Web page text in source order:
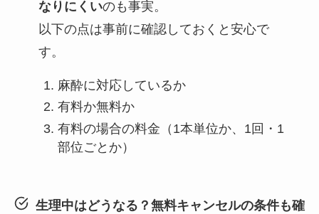
なりにくいのも事実。
以下の点は事前に確認しておくと安心で
す。
麻酔に対応しているか
有料か無料か
有料の場合の料金（1本単位か、1回・1
部位ごとか）
生理中はどうなる？無料キャンセルの条件も確